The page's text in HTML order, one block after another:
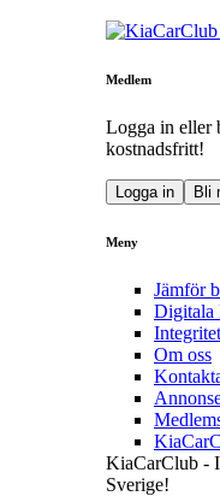
Medlem
Logga in eller
kostnadsfritt!
Logga in Bli
Meny
Jämför
Digitala
Om oss
KiaCarClub -
Sverige!